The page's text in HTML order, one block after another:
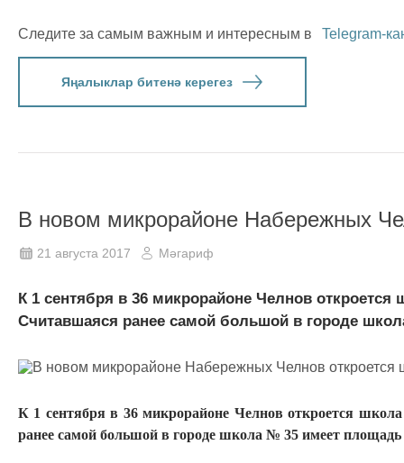
Следите за самым важным и интересным в Telegram-
Яңалыклар битенә керегез
В новом микрорайоне Набережных
21 августа 2017 Мәгариф
К 1 сентября в 36 микрорайоне Челнов
Считавшаяся ранее самой большой в городе
К 1 сентября в 36 микрорайоне Челнов откроется
ранее самой большой в городе школа № 35 имеет площадь